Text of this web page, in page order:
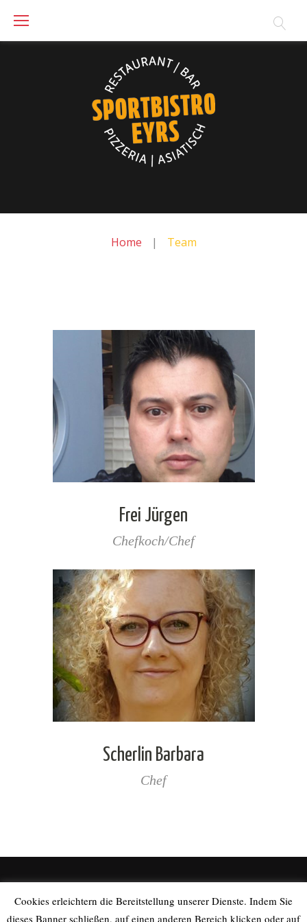
Skip
to
Home | Team
Frei Jürgen
Chefkoch/Chef
Scherlin Barbara
Chef
Cookies erleichtern die Bereitstellung unserer Dienste. Indem Sie
dieses Banner schließen, auf einen anderen Bereich klicken oder auf